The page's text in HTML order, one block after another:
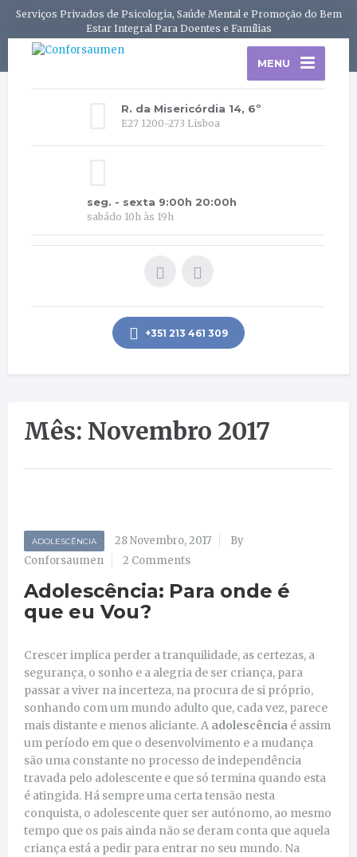
Serviços Privados de Psicologia, Saúde Mental e Promoção do Bem
Estar Integral Para Doentes e Famílias
MENU
R. da Misericórdia 14, 6º
E27 1200-273 Lisboa
seg. - sexta 9:00h 20:00h
sabádo 10h às 19h
+351 213 461 309
Mês: Novembro 2017
ADOLESCÊNCIA 28 Novembro, 2017
By
Conforsaumen
2 Comments
Adolescência: Para onde é
que eu Vou?
Crescer implica perder a tranquilidade, as certezas, a
segurança, o sonho e a alegria de ser criança, para
passar a viver na incerteza, na procura de si próprio,
sonhando com um mundo adulto que, cada vez, parece
mais distante e menos aliciante. A adolescência é assim
um período em que o desenvolvimento e a mudança
são uma constante no processo de independência
travada pelo adolescente e que só termina quando esta
é atingida. Há sempre uma certa tensão nesta
conquista, o adolescente quer ser autónomo, ao mesmo
tempo que os pais ainda não se deram conta que aquela
criança está a pedir para entrar no seu mundo. Na